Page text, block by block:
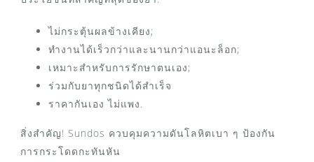
ไม่กระตุ้นผลข้างเคียง;
ทำงานได้เร็วกว่าและนานกว่าแอนะล็อก;
เหมาะสำหรับการรักษาตนเอง;
ร่วมกับยาทุกชนิดได้สำเร็จ
ราคากันเอง ไม่แพง.
สิ่งสำคัญ! Sundos ควบคุมความดันโลหิตเบา ๆ ป้องกัน
การกระโดดกะทันหัน